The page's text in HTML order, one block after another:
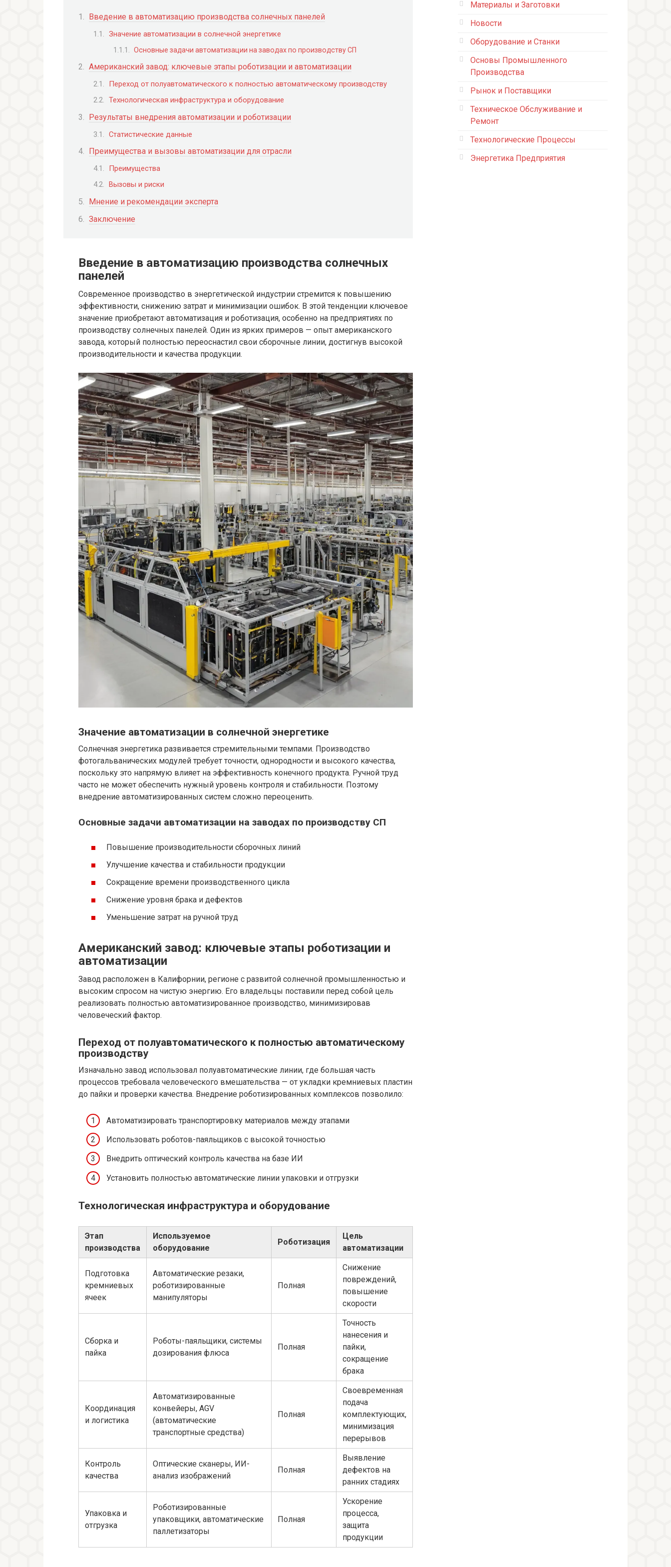
Введение в автоматизацию производства солнечных панелей
Значение автоматизации в солнечной энергетике
Основные задачи автоматизации на заводах по производству СП
Американский завод: ключевые этапы роботизации и автоматизации
Переход от полуавтоматического к полностью автоматическому производству
Технологическая инфраструктура и оборудование
Результаты внедрения автоматизации и роботизации
Статистические данные
Преимущества и вызовы автоматизации для отрасли
Преимущества
Вызовы и риски
Мнение и рекомендации эксперта
Заключение
Введение в автоматизацию производства солнечных
панелей
Современное производство в энергетической индустрии стремится к повышению
эффективности, снижению затрат и минимизации ошибок. В этой тенденции ключевое
значение приобретают автоматизация и роботизация, особенно на предприятиях по
производству солнечных панелей. Один из ярких примеров — опыт американского
завода, который полностью переоснастил свои сборочные линии, достигнув высокой
производительности и качества продукции.
Значение автоматизации в солнечной энергетике
Солнечная энергетика развивается стремительными темпами. Производство
фотогальванических модулей требует точности, однородности и высокого качества,
поскольку это напрямую влияет на эффективность конечного продукта. Ручной труд
часто не может обеспечить нужный уровень контроля и стабильности. Поэтому
внедрение автоматизированных систем сложно переоценить.
Основные задачи автоматизации на заводах по производству СП
Повышение производительности сборочных линий
Улучшение качества и стабильности продукции
Сокращение времени производственного цикла
Снижение уровня брака и дефектов
Уменьшение затрат на ручной труд
Американский завод: ключевые этапы роботизации и
автоматизации
Завод расположен в Калифорнии, регионе с развитой солнечной промышленностью и
высоким спросом на чистую энергию. Его владельцы поставили перед собой цель
реализовать полностью автоматизированное производство, минимизировав
человеческий фактор.
Переход от полуавтоматического к полностью автоматическому
производству
Изначально завод использовал полуавтоматические линии, где большая часть
процессов требовала человеческого вмешательства — от укладки кремниевых пластин
до пайки и проверки качества. Внедрение роботизированных комплексов позволило:
Автоматизировать транспортировку материалов между этапами
Использовать роботов-паяльщиков с высокой точностью
Внедрить оптический контроль качества на базе ИИ
Установить полностью автоматические линии упаковки и отгрузки
Технологическая инфраструктура и оборудование
Этап
производства
Используемое
оборудование
Роботизация
Цель
автоматизации
Подготовка
кремниевых
ячеек
Автоматические резаки,
роботизированные
манипуляторы
Полная
Снижение
повреждений,
повышение
скорости
Сборка и
пайка
Роботы-паяльщики, системы
дозирования флюса
Полная
Точность
нанесения и
пайки,
сокращение
брака
Координация
и логистика
Автоматизированные
конвейеры, AGV
(автоматические
транспортные средства)
Полная
Своевременная
подача
комплектующих,
минимизация
перерывов
Контроль
качества
Оптические сканеры, ИИ-
анализ изображений
Полная
Выявление
дефектов на
ранних стадиях
Упаковка и
отгрузка
Роботизированные
упаковщики, автоматические
паллетизаторы
Полная
Ускорение
процесса,
защита
продукции
Материалы и Заготовки
Новости
Оборудование и Станки
Основы Промышленного
Производства
Рынок и Поставщики
Техническое Обслуживание и
Ремонт
Технологические Процессы
Энергетика Предприятия